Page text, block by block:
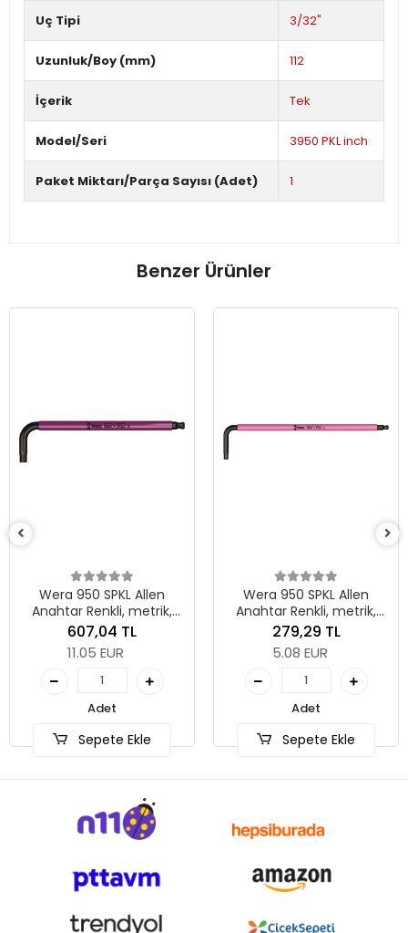
Uç Tipi 3/32"
Uzunluk/Boy (mm) 112
İçerik Tek
Model/Seri 3950 PKL inch
Paket Miktarı/Parça Sayısı (Adet) 1
Benzer Ürünler
Wera 950 SPKL Allen
Anahtar Renkli, metrik,
BlackLaser, 8 x 195 mm
607,04 TL
11.05 EUR
Adet
Sepete Ekle
Wera 950 SPKL Allen
Anahtar Renkli, metrik,
BlackLaser, 3 x 123 mm
279,29 TL
5.08 EUR
Adet
Sepete Ekle